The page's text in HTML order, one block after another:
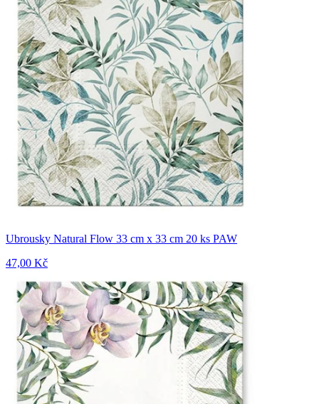
Ubrousky Natural Flow 33 cm x 33 cm 20 ks PAW
47,00 Kč